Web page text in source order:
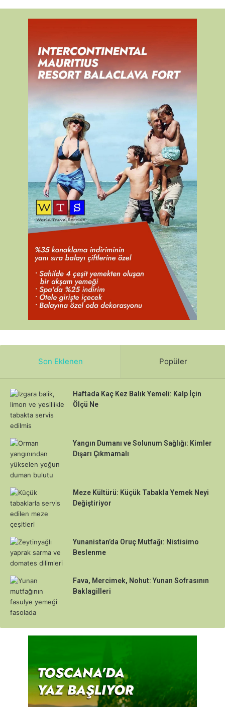
Son Eklenen Popüler
Haftada Kaç Kez Balık Yemeli: Kalp İçin
Ölçü Ne
Yangın Dumanı ve Solunum Sağlığı: Kimler
Dışarı Çıkmamalı
Meze Kültürü: Küçük Tabakla Yemek Neyi
Değiştiriyor
Yunanistan’da Oruç Mutfağı: Nistisimo
Beslenme
Fava, Mercimek, Nohut: Yunan Sofrasının
Baklagilleri